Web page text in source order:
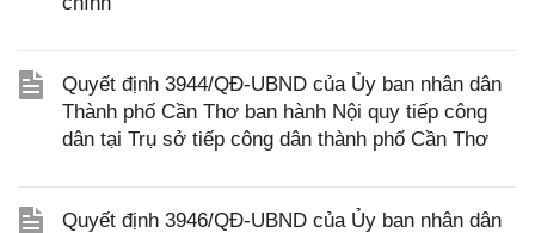
Quyết định 3944/QĐ-UBND của Ủy ban nhân dân
Thành phố Cần Thơ ban hành Nội quy tiếp công
dân tại Trụ sở tiếp công dân thành phố Cần Thơ
Quyết định 3946/QĐ-UBND của Ủy ban nhân dân